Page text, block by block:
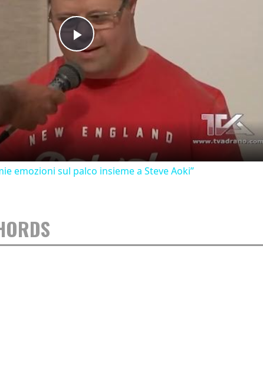
Play
Video
emozioni sul palco insieme a Steve Aoki”